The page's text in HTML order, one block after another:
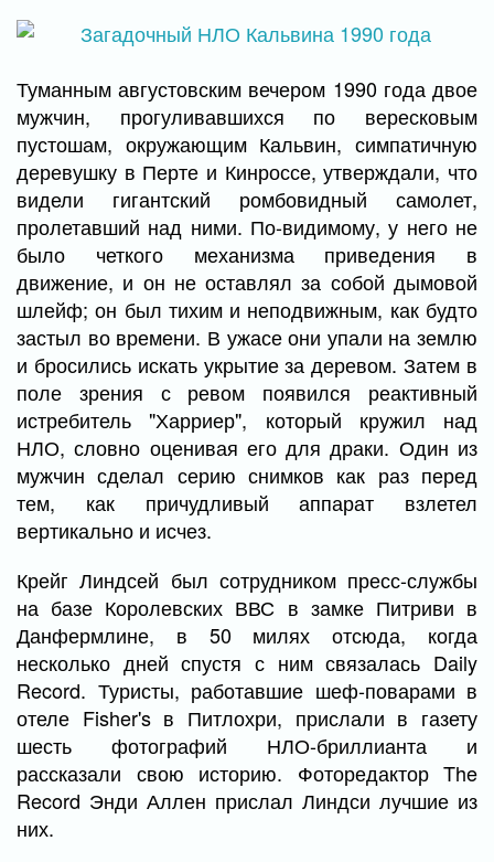
Туманным августовским вечером 1990 года двое
мужчин, прогуливавшихся по вересковым
пустошам, окружающим Кальвин, симпатичную
деревушку в Перте и Кинроссе, утверждали, что
видели гигантский ромбовидный самолет,
пролетавший над ними. По-видимому, у него не
было четкого механизма приведения в
движение, и он не оставлял за собой дымовой
шлейф; он был тихим и неподвижным, как будто
застыл во времени. В ужасе они упали на землю
и бросились искать укрытие за деревом. Затем в
поле зрения с ревом появился реактивный
истребитель "Харриер", который кружил над
НЛО, словно оценивая его для драки. Один из
мужчин сделал серию снимков как раз перед
тем, как причудливый аппарат взлетел
вертикально и исчез.
Крейг Линдсей был сотрудником пресс-службы
на базе Королевских ВВС в замке Питриви в
Данфермлине, в 50 милях отсюда, когда
несколько дней спустя с ним связалась Daily
Record. Туристы, работавшие шеф-поварами в
отеле Fisher's в Питлохри, прислали в газету
шесть фотографий НЛО-бриллианта и
рассказали свою историю. Фоторедактор The
Record Энди Аллен прислал Линдси лучшие из
них.